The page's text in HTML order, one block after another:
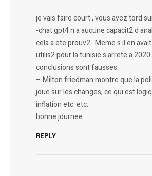
je vais faire court , vous avez tord
-chat gpt4 n a aucune capacit2 d
cela a ete prouv2 . Meme s il en
utilis2 pour la tunisie s arrete a
conclusions sont fausses
– Milton friedman montre que la
joue sur les changes, ce qui est
inflation etc. etc..
bonne journee
REPLY